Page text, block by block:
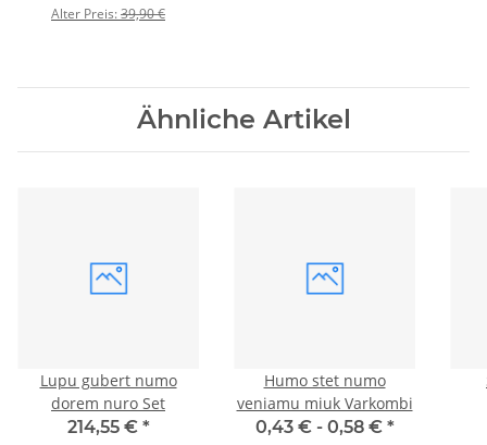
Alter Preis:39,90 €
Ähnliche Artikel
Lupu gubert numo
dorem nuro Set
214,55 € *
Humo stet numo
veniamu miuk Varkombi
0,43 € - 0,58 € *